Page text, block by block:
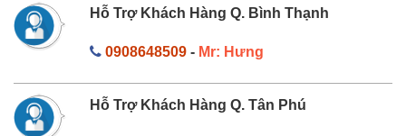
Hỗ Trợ Khách Hàng Q. Bình Thạnh
0908648509- Mr: Hưng
Hỗ Trợ Khách Hàng Q. Tân Phú